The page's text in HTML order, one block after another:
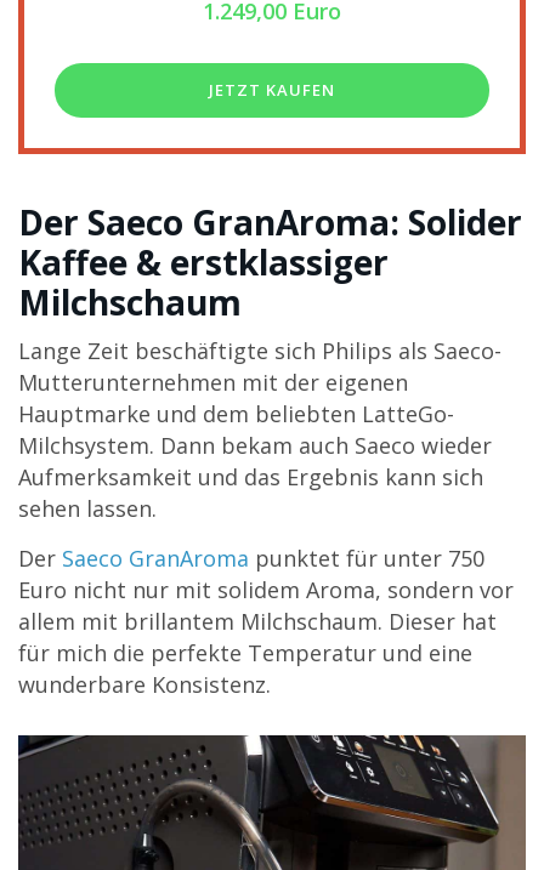
1.249,00 Euro
JETZT KAUFEN
Der Saeco GranAroma: Solider
Kaffee & erstklassiger
Milchschaum
Lange Zeit beschäftigte sich Philips als Saeco-
Mutterunternehmen mit der eigenen
Hauptmarke und dem beliebten LatteGo-
Milchsystem. Dann bekam auch Saeco wieder
Aufmerksamkeit und das Ergebnis kann sich
sehen lassen.
Der Saeco GranAroma punktet für unter 750
Euro nicht nur mit solidem Aroma, sondern vor
allem mit brillantem Milchschaum. Dieser hat
für mich die perfekte Temperatur und eine
wunderbare Konsistenz.